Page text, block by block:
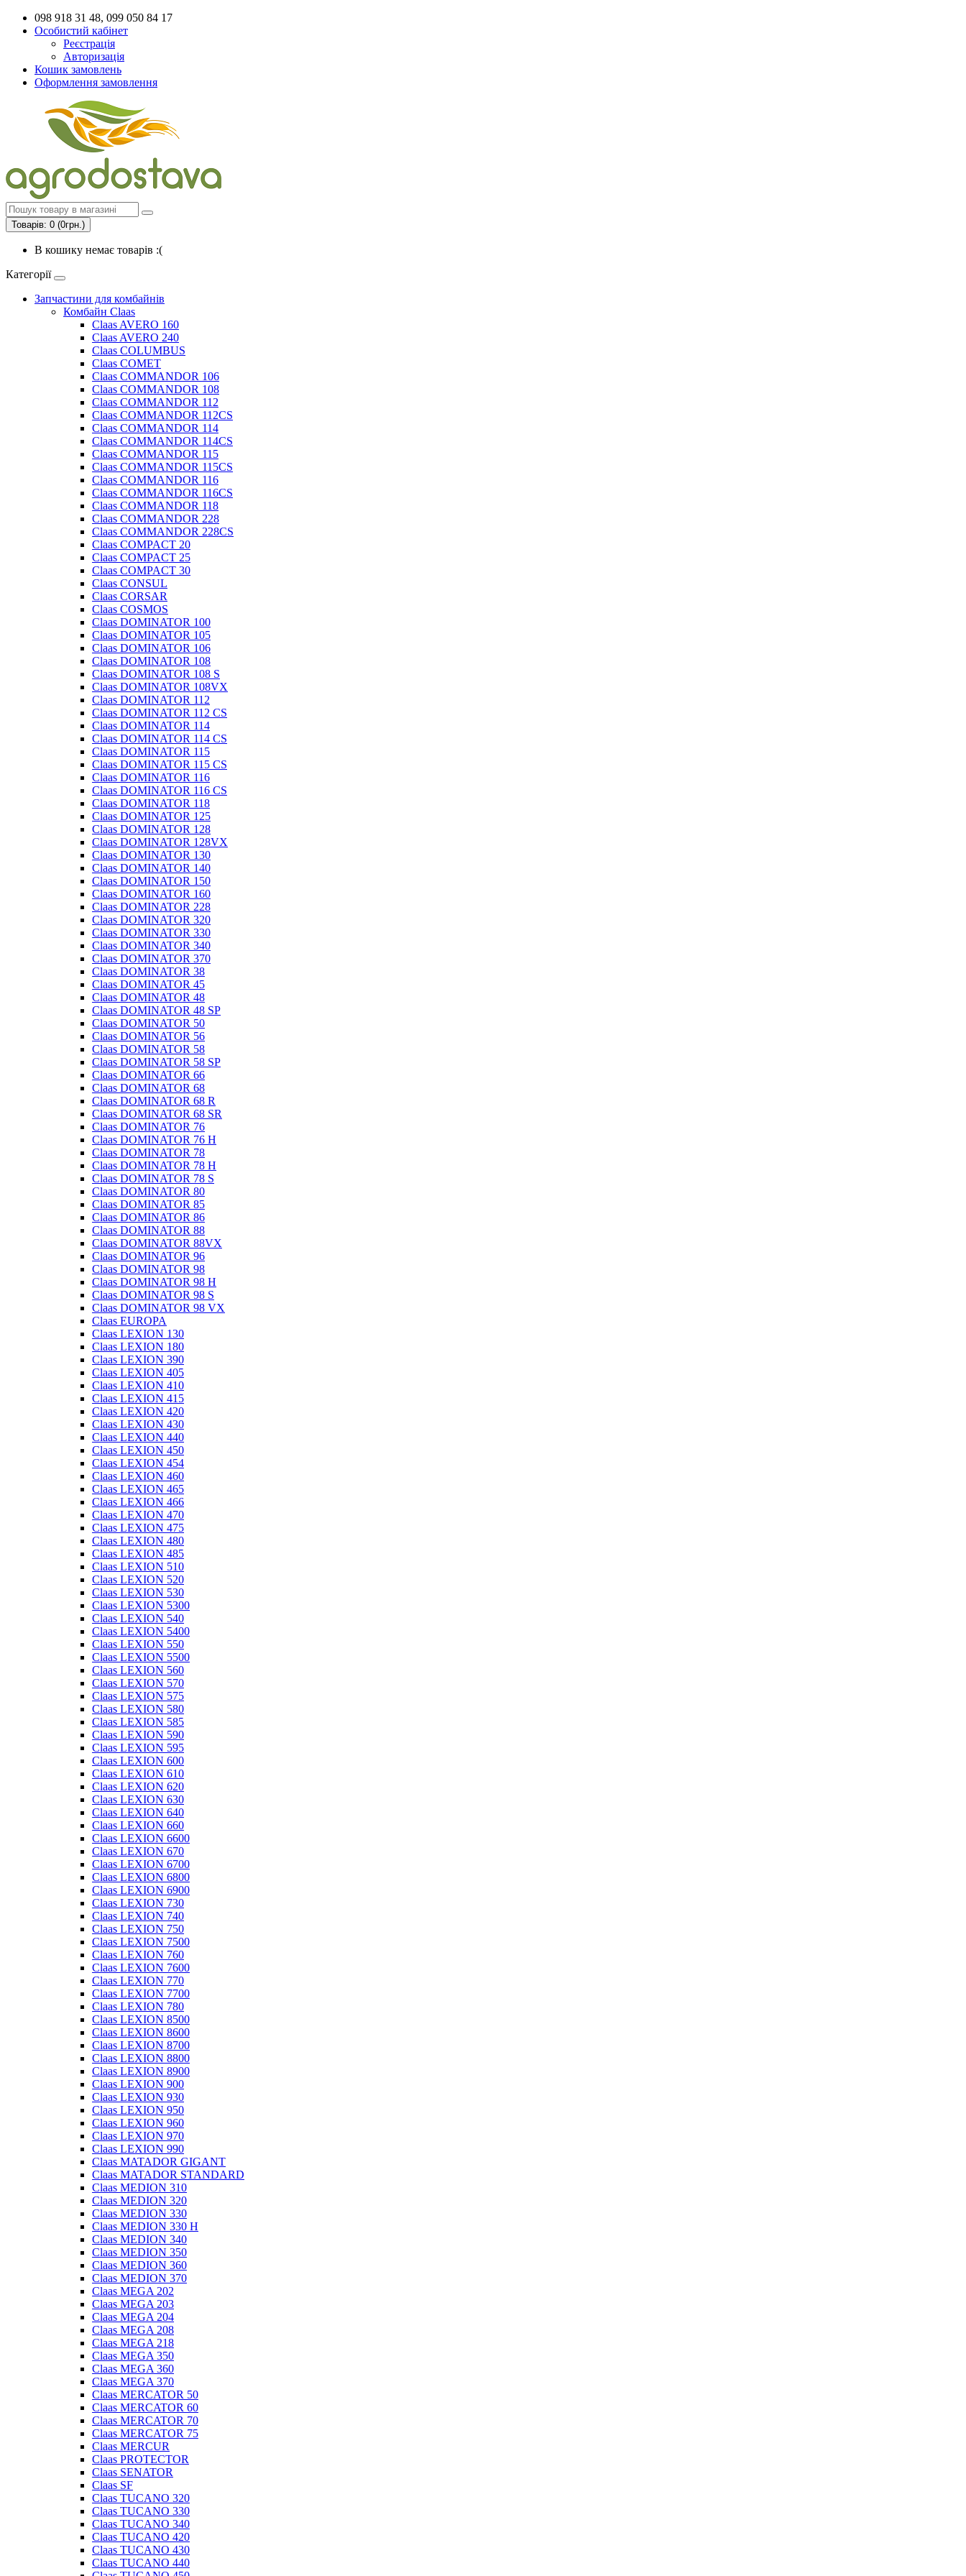
098 918 31 48, 099 050 84 17
Особистий кабінет
Реєстрація
Авторизація
Кошик замовлень
Оформлення замовлення
Товарів: 0 (0грн.)
В кошику немає товарів :(
Категорії
Запчастини для комбайнів
Комбайн Claas
Claas AVERO 160
Claas AVERO 240
Claas COLUMBUS
Claas COMET
Claas COMMANDOR 106
Claas COMMANDOR 108
Claas COMMANDOR 112
Claas COMMANDOR 112CS
Claas COMMANDOR 114
Claas COMMANDOR 114CS
Claas COMMANDOR 115
Claas COMMANDOR 115CS
Claas COMMANDOR 116
Claas COMMANDOR 116CS
Claas COMMANDOR 118
Claas COMMANDOR 228
Claas COMMANDOR 228CS
Claas COMPACT 20
Claas COMPACT 25
Claas COMPACT 30
Claas CONSUL
Claas CORSAR
Claas COSMOS
Claas DOMINATOR 100
Claas DOMINATOR 105
Claas DOMINATOR 106
Claas DOMINATOR 108
Claas DOMINATOR 108 S
Claas DOMINATOR 108VX
Claas DOMINATOR 112
Claas DOMINATOR 112 CS
Claas DOMINATOR 114
Claas DOMINATOR 114 CS
Claas DOMINATOR 115
Claas DOMINATOR 115 CS
Claas DOMINATOR 116
Claas DOMINATOR 116 CS
Claas DOMINATOR 118
Claas DOMINATOR 125
Claas DOMINATOR 128
Claas DOMINATOR 128VX
Claas DOMINATOR 130
Claas DOMINATOR 140
Claas DOMINATOR 150
Claas DOMINATOR 160
Claas DOMINATOR 228
Claas DOMINATOR 320
Claas DOMINATOR 330
Claas DOMINATOR 340
Claas DOMINATOR 370
Claas DOMINATOR 38
Claas DOMINATOR 45
Claas DOMINATOR 48
Claas DOMINATOR 48 SP
Claas DOMINATOR 50
Claas DOMINATOR 56
Claas DOMINATOR 58
Claas DOMINATOR 58 SP
Claas DOMINATOR 66
Claas DOMINATOR 68
Claas DOMINATOR 68 R
Claas DOMINATOR 68 SR
Claas DOMINATOR 76
Claas DOMINATOR 76 H
Claas DOMINATOR 78
Claas DOMINATOR 78 H
Claas DOMINATOR 78 S
Claas DOMINATOR 80
Claas DOMINATOR 85
Claas DOMINATOR 86
Claas DOMINATOR 88
Claas DOMINATOR 88VX
Claas DOMINATOR 96
Claas DOMINATOR 98
Claas DOMINATOR 98 H
Claas DOMINATOR 98 S
Claas DOMINATOR 98 VX
Claas EUROPA
Claas LEXION 130
Claas LEXION 180
Claas LEXION 390
Claas LEXION 405
Claas LEXION 410
Claas LEXION 415
Claas LEXION 420
Claas LEXION 430
Claas LEXION 440
Claas LEXION 450
Claas LEXION 454
Claas LEXION 460
Claas LEXION 465
Claas LEXION 466
Claas LEXION 470
Claas LEXION 475
Claas LEXION 480
Claas LEXION 485
Claas LEXION 510
Claas LEXION 520
Claas LEXION 530
Claas LEXION 5300
Claas LEXION 540
Claas LEXION 5400
Claas LEXION 550
Claas LEXION 5500
Claas LEXION 560
Claas LEXION 570
Claas LEXION 575
Claas LEXION 580
Claas LEXION 585
Claas LEXION 590
Claas LEXION 595
Claas LEXION 600
Claas LEXION 610
Claas LEXION 620
Claas LEXION 630
Claas LEXION 640
Claas LEXION 660
Claas LEXION 6600
Claas LEXION 670
Claas LEXION 6700
Claas LEXION 6800
Claas LEXION 6900
Claas LEXION 730
Claas LEXION 740
Claas LEXION 750
Claas LEXION 7500
Claas LEXION 760
Claas LEXION 7600
Claas LEXION 770
Claas LEXION 7700
Claas LEXION 780
Claas LEXION 8500
Claas LEXION 8600
Claas LEXION 8700
Claas LEXION 8800
Claas LEXION 8900
Claas LEXION 900
Claas LEXION 930
Claas LEXION 950
Claas LEXION 960
Claas LEXION 970
Claas LEXION 990
Claas MATADOR GIGANT
Claas MATADOR STANDARD
Claas MEDION 310
Claas MEDION 320
Claas MEDION 330
Claas MEDION 330 H
Claas MEDION 340
Claas MEDION 350
Claas MEDION 360
Claas MEDION 370
Claas MEGA 202
Claas MEGA 203
Claas MEGA 204
Claas MEGA 208
Claas MEGA 218
Claas MEGA 350
Claas MEGA 360
Claas MEGA 370
Claas MERCATOR 50
Claas MERCATOR 60
Claas MERCATOR 70
Claas MERCATOR 75
Claas MERCUR
Claas PROTECTOR
Claas SENATOR
Claas SF
Claas TUCANO 320
Claas TUCANO 330
Claas TUCANO 340
Claas TUCANO 420
Claas TUCANO 430
Claas TUCANO 440